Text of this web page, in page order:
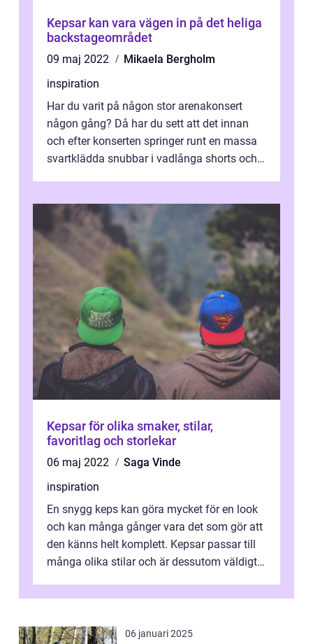
Kepsar kan vara vägen in på det heliga
backstageområdet
09 maj 2022
Mikaela Bergholm
inspiration
Har du varit på någon stor arenakonsert
någon gång? Då har du sett att det innan
och efter konserten springer runt en massa
svartklädda snubbar i vadlånga shorts och
Kepsar för olika smaker, stilar,
favoritlag och storlekar
06 maj 2022
Saga Vinde
inspiration
En snygg keps kan göra mycket för en look
och kan många gånger vara det som gör att
den känns helt komplett. Kepsar passar till
många olika stilar och är dessutom väldigt
06 januari 2025